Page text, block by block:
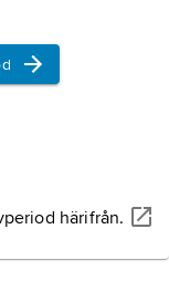
härifrån.